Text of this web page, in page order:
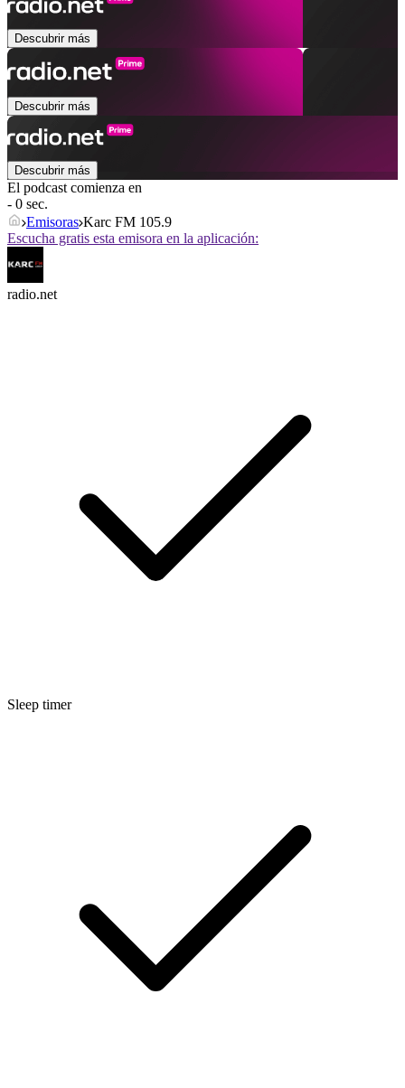
Descubrir más
Descubrir más
Descubrir más
El podcast comienza en
- 0 sec.
Emisoras Karc FM 105.9
Escucha gratis esta emisora en la aplicación:
radio.net
Sleep timer